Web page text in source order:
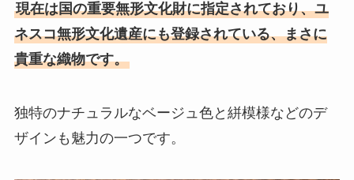
現在は国の重要無形文化財に指定されており、ユ
ネスコ無形文化遺産にも登録されている、まさに
貴重な織物です。
独特のナチュラルなベージュ色と絣模様などのデ
ザインも魅力の一つです。